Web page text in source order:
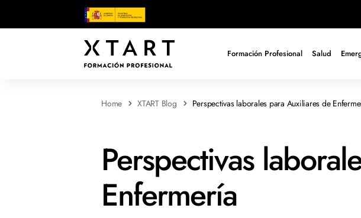
Formación Profesional Salud
Home XTART Blog Perspectivas laborales para Auxiliares de
Perspectivas
Enfermería